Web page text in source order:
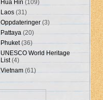
Hua Hin (109)
Laos (31)
Oppdateringer (3)
Pattaya (20)
Phuket(36)
UNESCO World Heritage
List(4)
Vietnam (61)